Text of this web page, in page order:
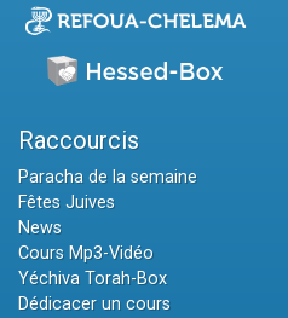
Raccourcis
Paracha de la semaine
Fêtes Juives
News
Cours Mp3-Vidéo
Yéchiva Torah-Box
Dédicacer un cours